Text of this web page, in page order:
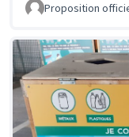
Proposition